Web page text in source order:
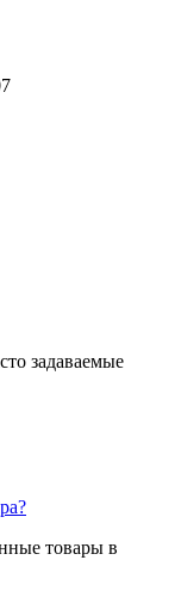
задаваемые
товары в